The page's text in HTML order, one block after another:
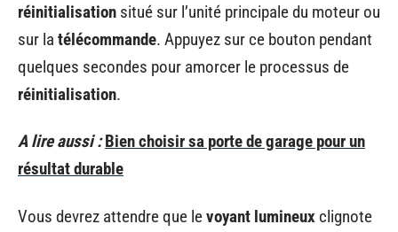
réinitialisation situé sur l’unité principale du moteur ou
sur la télécommande. Appuyez sur ce bouton pendant
quelques secondes pour amorcer le processus de
réinitialisation.
A lire aussi : Bien choisir sa porte de garage pour un
résultat durable
Vous devrez attendre que levoyant lumineux clignote